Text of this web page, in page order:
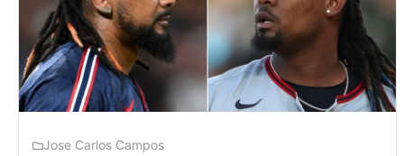
Jose Carlos Campos